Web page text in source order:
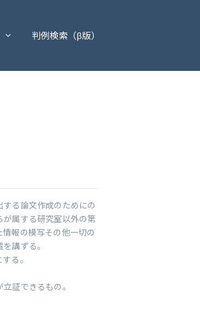
判例検索（β版）
る論文作成のためにの
属する研究室以外の第
報の模写その他一切の
講ずる。
る。
証できるもの。